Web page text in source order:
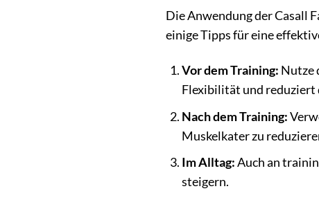
Die Anwendung der Casall
einige Tipps für eine
Vor dem Training: Nutze
Flexibilität und reduziert
Nach dem Training:
Muskelkater zu
Im Alltag:Auch an
steigern.